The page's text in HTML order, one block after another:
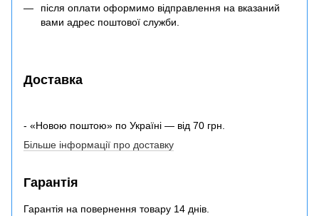
після оплати оформимо відправлення на вказаний
вами адрес поштової служби.
Доставка
- «Новою поштою» по Україні — від 70 грн.
Більше інформації про доставку
Гарантія
Гарантія на повернення товару 14 днів.